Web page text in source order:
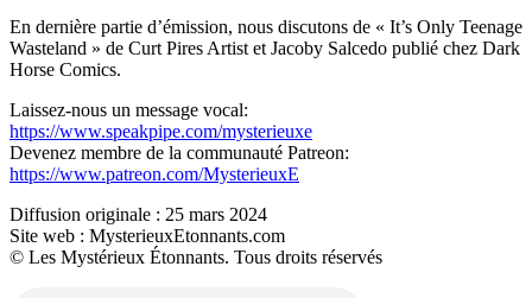
En dernière partie d’émission, nous discutons de « It’s Only Teenage
Wasteland » de Curt Pires Artist et Jacoby Salcedo publié chez Dark
Horse Comics.
Laissez-nous un message vocal:
https://www.speakpipe.com/mysterieuxe
Devenez membre de la communauté Patreon:
https://www.patreon.com/MysterieuxE
Diffusion originale : 25 mars 2024
Site web : MysterieuxEtonnants.com
© Les Mystérieux Étonnants. Tous droits réservés